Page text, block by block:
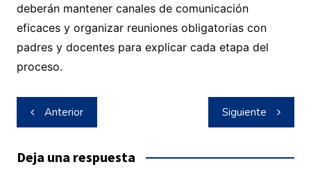
deberán mantener canales de comunicación
eficaces y organizar reuniones obligatorias con
padres y docentes para explicar cada etapa del
proceso.
Navegación
de
entradas
Anterior Siguiente
Deja una respuesta